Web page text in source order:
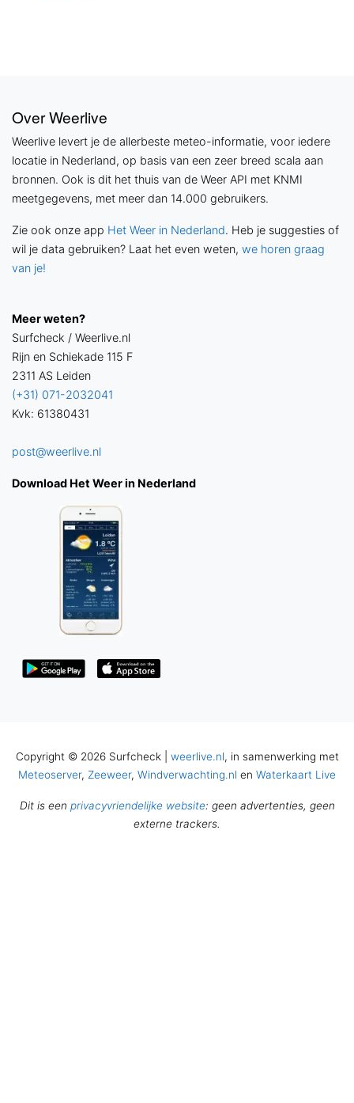
Over Weerlive
Weerlive levert je de allerbeste meteo-informatie, voor iedere
locatie in Nederland, op basis van een zeer breed scala aan
bronnen. Ook is dit het thuis van de Weer API met KNMI
meetgegevens, met meer dan 14.000 gebruikers.
Zie ook onze app Het Weer in Nederland. Heb je suggesties of
wil je data gebruiken? Laat het even weten, we horen graag
van je!
Meer weten?
Surfcheck / Weerlive.nl
Rijn en Schiekade 115 F
2311 AS Leiden
(+31) 071-2032041
Kvk: 61380431
post@weerlive.nl
Download Het Weer in Nederland
Copyright © 2026 Surfcheck | weerlive.nl, in samenwerking met
Meteoserver, Zeeweer, Windverwachting.nl en Waterkaart Live
Dit is een privacyvriendelijke website: geen advertenties, geen
externe trackers.